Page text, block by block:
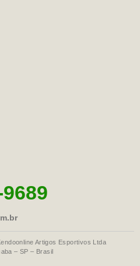
Artigos Esportivos Ltda
– SP – Brasil